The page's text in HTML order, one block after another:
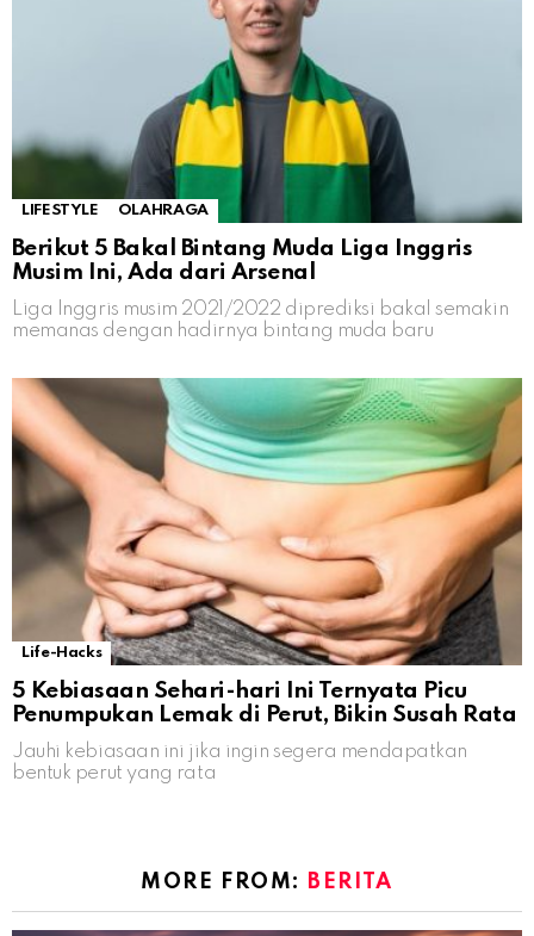
LIFESTYLE OLAHRAGA
Berikut 5 Bakal Bintang Muda Liga Inggris
Musim Ini, Ada dari Arsenal
Liga Inggris musim 2021/2022 diprediksi bakal semakin
memanas dengan hadirnya bintang muda baru
Life-Hacks
5 Kebiasaan Sehari-hari Ini Ternyata Picu
Penumpukan Lemak di Perut, Bikin Susah Rata
Jauhi kebiasaan ini jika ingin segera mendapatkan
bentuk perut yang rata
MORE FROM: BERITA